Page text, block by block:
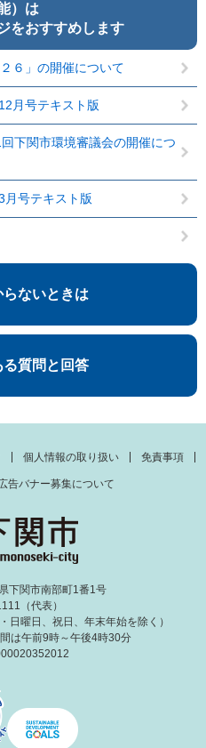
）は
をおすすめします
６」の開催について
月号テキスト版
下関市環境審議会の開催につ
月号テキスト版
らないときは
る質問と回答
個人情報の取り扱い 免責事項
告バナー募集について
関市南部町1番1号
（代表）
日曜日、祝日、年末年始を除く）
は午前9時～午後4時30分